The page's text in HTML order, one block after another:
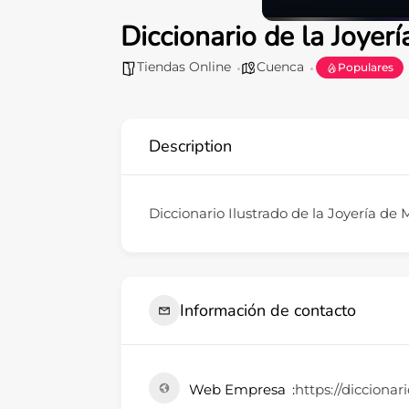
Diccionario de la
Tiendas Online Cuenca Populares
Description
Diccionario Ilustrado de la Joyería de
Información de contacto
Web Empresa https://